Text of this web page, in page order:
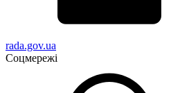
rada.gov.ua
Соцмережі